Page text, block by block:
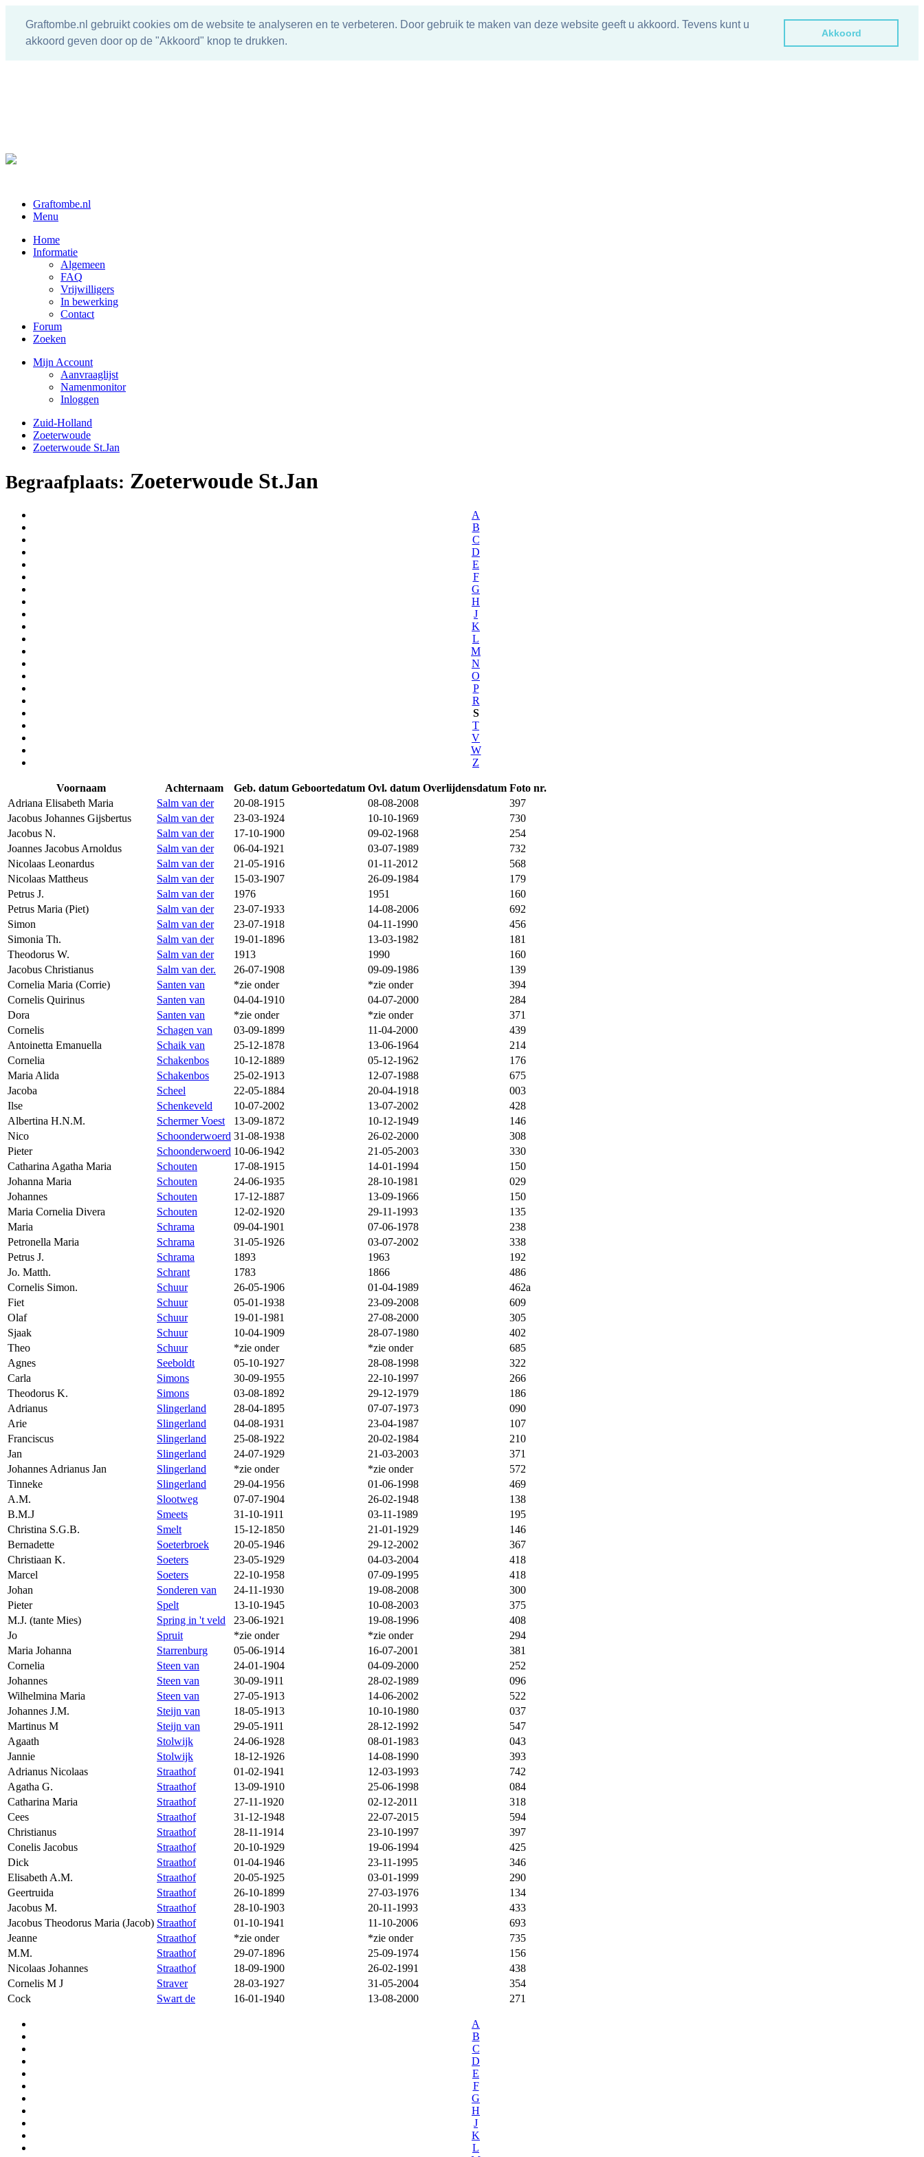
Graftombe.nl gebruikt cookies om de website te analyseren en te verbeteren. Door gebruik te maken van deze website geeft u akkoord. Tevens kunt u
akkoord geven door op de "Akkoord" knop te drukken.
Akkoord
Graftombe.nl
Menu
Home
Informatie
Algemeen
FAQ
Vrijwilligers
In bewerking
Contact
Forum
Zoeken
Mijn Account
Aanvraaglijst
Namenmonitor
Inloggen
Zuid-Holland
Zoeterwoude
Zoeterwoude St.Jan
Begraafplaats: Zoeterwoude St.Jan
A
B
C
D
E
F
G
H
J
K
L
M
N
O
P
R
S
T
V
W
Z
Voornaam Achternaam Geb. datum Geboortedatum Ovl. datum Overlijdensdatum Foto nr.
Adriana Elisabeth Maria
Salm van der 20-08-1915 08-08-2008
397
Jacobus Johannes Gijsbertus
Salm van der 23-03-1924 10-10-1969
730
Jacobus N.
Salm van der 17-10-1900 09-02-1968
254
Joannes Jacobus Arnoldus
Salm van der 06-04-1921 03-07-1989
732
Nicolaas Leonardus
Salm van der 21-05-1916 01-11-2012
568
Nicolaas Mattheus
Salm van der 15-03-1907 26-09-1984
179
Petrus J.
Salm van der 1976 1951
160
Petrus Maria (Piet)
Salm van der 23-07-1933 14-08-2006
692
Simon
Salm van der 23-07-1918 04-11-1990
456
Simonia Th.
Salm van der 19-01-1896 13-03-1982
181
Theodorus W.
Salm van der 1913 1990
160
Jacobus Christianus
Salm van der. 26-07-1908 09-09-1986
139
Cornelia Maria (Corrie)
Santen van *zie onder *zie onder
394
Cornelis Quirinus
Santen van 04-04-1910 04-07-2000
284
Dora
Santen van *zie onder *zie onder
371
Cornelis
Schagen van 03-09-1899 11-04-2000
439
Antoinetta Emanuella
Schaik van 25-12-1878 13-06-1964
214
Cornelia
Schakenbos 10-12-1889 05-12-1962
176
Maria Alida
Schakenbos 25-02-1913 12-07-1988
675
Jacoba
Scheel 22-05-1884 20-04-1918
003
Ilse
Schenkeveld 10-07-2002 13-07-2002
428
Albertina H.N.M.
Schermer Voest 13-09-1872 10-12-1949
146
Nico
Schoonderwoerd 31-08-1938 26-02-2000
308
Pieter
Schoonderwoerd 10-06-1942 21-05-2003
330
Catharina Agatha Maria
Schouten 17-08-1915 14-01-1994
150
Johanna Maria
Schouten 24-06-1935 28-10-1981
029
Johannes
Schouten 17-12-1887 13-09-1966
150
Maria Cornelia Divera
Schouten 12-02-1920 29-11-1993
135
Maria
Schrama 09-04-1901 07-06-1978
238
Petronella Maria
Schrama 31-05-1926 03-07-2002
338
Petrus J.
Schrama 1893 1963
192
Jo. Matth.
Schrant 1783 1866
486
Cornelis Simon.
Schuur 26-05-1906 01-04-1989
462a
Fiet
Schuur 05-01-1938 23-09-2008
609
Olaf
Schuur 19-01-1981 27-08-2000
305
Sjaak
Schuur 10-04-1909 28-07-1980
402
Theo
Schuur *zie onder *zie onder
685
Agnes
Seeboldt 05-10-1927 28-08-1998
322
Carla
Simons 30-09-1955 22-10-1997
266
Theodorus K.
Simons 03-08-1892 29-12-1979
186
Adrianus
Slingerland 28-04-1895 07-07-1973
090
Arie
Slingerland 04-08-1931 23-04-1987
107
Franciscus
Slingerland 25-08-1922 20-02-1984
210
Jan
Slingerland 24-07-1929 21-03-2003
371
Johannes Adrianus Jan
Slingerland *zie onder *zie onder
572
Tinneke
Slingerland 29-04-1956 01-06-1998
469
A.M.
Slootweg 07-07-1904 26-02-1948
138
B.M.J
Smeets 31-10-1911 03-11-1989
195
Christina S.G.B.
Smelt 15-12-1850 21-01-1929
146
Bernadette
Soeterbroek 20-05-1946 29-12-2002
367
Christiaan K.
Soeters 23-05-1929 04-03-2004
418
Marcel
Soeters 22-10-1958 07-09-1995
418
Johan
Sonderen van 24-11-1930 19-08-2008
300
Pieter
Spelt 13-10-1945 10-08-2003
375
M.J. (tante Mies)
Spring in 't veld 23-06-1921 19-08-1996
408
Jo
Spruit *zie onder *zie onder
294
Maria Johanna
Starrenburg 05-06-1914 16-07-2001
381
Cornelia
Steen van 24-01-1904 04-09-2000
252
Johannes
Steen van 30-09-1911 28-02-1989
096
Wilhelmina Maria
Steen van 27-05-1913 14-06-2002
522
Johannes J.M.
Steijn van 18-05-1913 10-10-1980
037
Martinus M
Steijn van 29-05-1911 28-12-1992
547
Agaath
Stolwijk 24-06-1928 08-01-1983
043
Jannie
Stolwijk 18-12-1926 14-08-1990
393
Adrianus Nicolaas
Straathof 01-02-1941 12-03-1993
742
Agatha G.
Straathof 13-09-1910 25-06-1998
084
Catharina Maria
Straathof 27-11-1920 02-12-2011
318
Cees
Straathof 31-12-1948 22-07-2015
594
Christianus
Straathof 28-11-1914 23-10-1997
397
Conelis Jacobus
Straathof 20-10-1929 19-06-1994
425
Dick
Straathof 01-04-1946 23-11-1995
346
Elisabeth A.M.
Straathof 20-05-1925 03-01-1999
290
Geertruida
Straathof 26-10-1899 27-03-1976
134
Jacobus M.
Straathof 28-10-1903 20-11-1993
433
Jacobus Theodorus Maria (Jacob) Straathof 01-10-1941 11-10-2006
693
Jeanne
Straathof *zie onder *zie onder
735
M.M.
Straathof 29-07-1896 25-09-1974
156
Nicolaas Johannes
Straathof 18-09-1900 26-02-1991
438
Cornelis M J
Straver 28-03-1927 31-05-2004
354
Cock
Swart de 16-01-1940 13-08-2000 271
A
B
C
D
E
F
G
H
J
K
L